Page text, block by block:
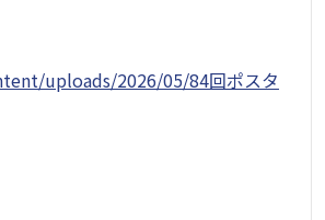
uploads/2026/05/84回ポスタ